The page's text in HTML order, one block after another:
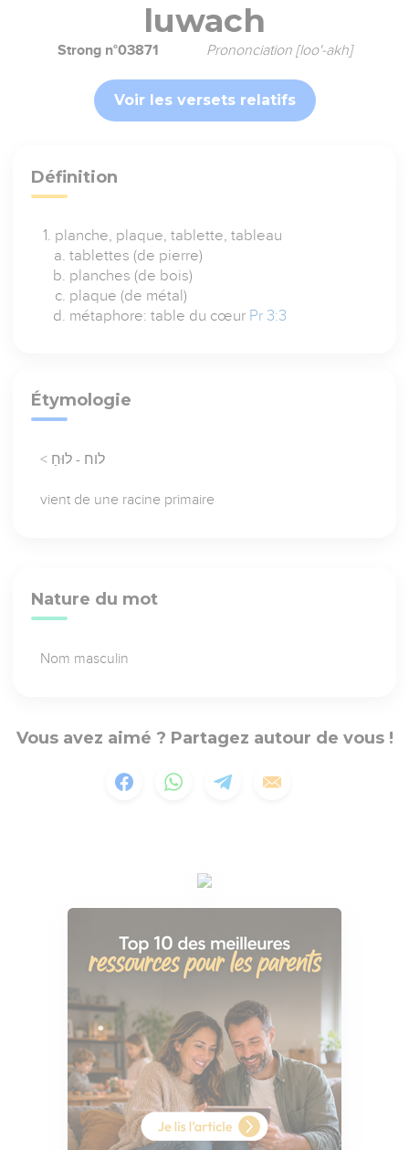
luwach
Strong n°03871 Prononciation [loo'-akh]
Voir les versets relatifs
Définition
planche, plaque, tablette, tableau
tablettes (de pierre)
planches (de bois)
plaque (de métal)
métaphore: table du cœur Pr 3:3
Étymologie
< לוח - לוּחַ
vient de une racine primaire
Nature du mot
Nom masculin
Vous avez aimé ? Partagez autour de vous !